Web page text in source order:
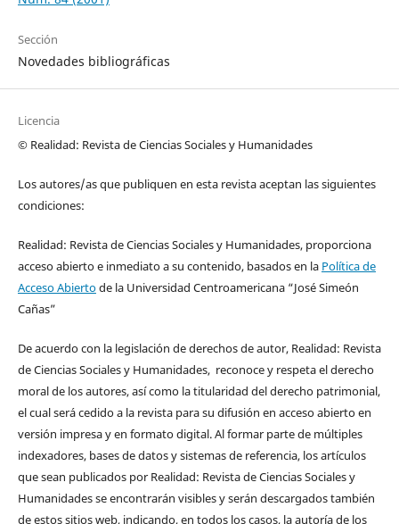
Sección
Novedades bibliográficas
Licencia
© Realidad: Revista de Ciencias Sociales y Humanidades
Los autores/as que publiquen en esta revista aceptan las siguientes
condiciones:
Realidad: Revista de Ciencias Sociales y Humanidades, proporciona
acceso abierto e inmediato a su contenido, basados en la Política de
Acceso Abiertode la Universidad Centroamericana “José Simeón
Cañas”
De acuerdo con la legislación de derechos de autor, Realidad: Revista
de Ciencias Sociales y Humanidades, reconoce y respeta el derecho
moral de los autores, así como la titularidad del derecho patrimonial,
el cual será cedido a la revista para su difusión en acceso abierto en
versión impresa y en formato digital. Al formar parte de múltiples
indexadores, bases de datos y sistemas de referencia, los artículos
que sean publicados por Realidad: Revista de Ciencias Sociales y
Humanidades se encontrarán visibles y serán descargados también
de estos sitios web, indicando, en todos los casos, la autoría de los